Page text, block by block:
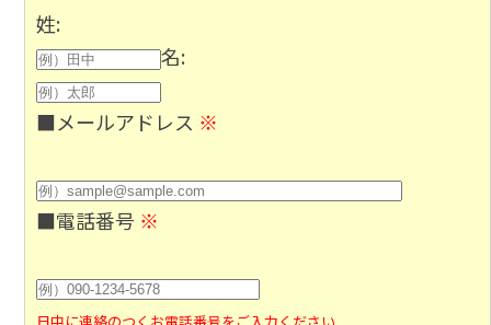
姓:
名:
■メールアドレス ※
■電話番号 ※